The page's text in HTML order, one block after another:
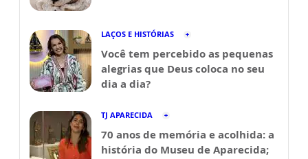
LAÇOS E HISTÓRIAS
Você tem percebido as pequenas
alegrias que Deus coloca no seu
dia a dia?
TJ APARECIDA
70 anos de memória e acolhida: a
história do Museu de Aparecida;